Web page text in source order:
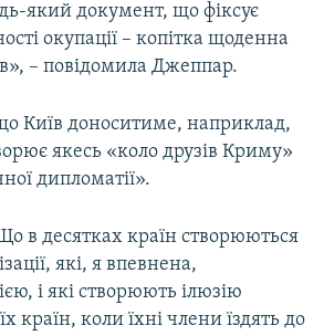
який документ, що фіксує
окупації – копітка щоденна
– повідомила Джеппар.
Київ доноситиме, наприклад,
якесь «коло друзів Криму»
дипломатії».
в десятках країн створюються
які, я впевнена,
і які створюють ілюзію
країн, коли їхні члени їздять до